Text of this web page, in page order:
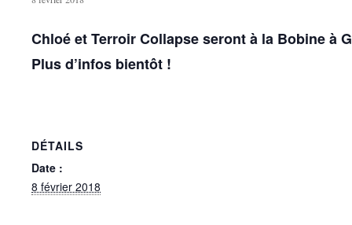
ChloéetTerroir Collapseseront à la Bobine à
Plus d’infos bientôt !
DÉTAILS
Date :
8 février 2018